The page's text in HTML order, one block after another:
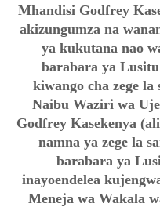
Mhandisi Godfrey
akizungumza na
ya kukutana nao
barabara ya
kiwango cha zege
Naibu Waziri wa
Godfrey Kasekenya
namna ya zege la
barabara ya
inayoendelea
Meneja wa Wakala